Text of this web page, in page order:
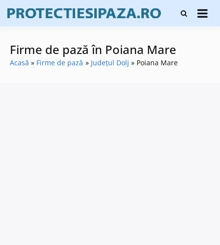
content
Firme de
protecție și
alarmare și
evaluatori de
Firme de pază în Poiana Mare
Acasă Firme de pază Județul Dolj Poiana Mare